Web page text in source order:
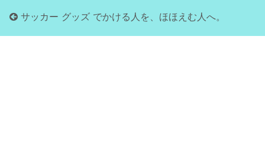
サッカー グッズ でかける人を、ほほえむ人へ。